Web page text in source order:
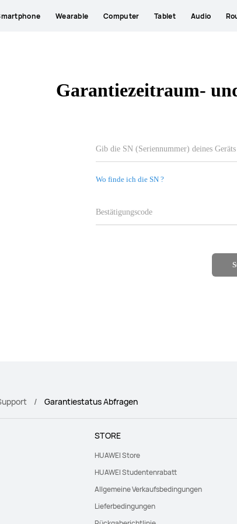
Wearable Computer Tablet Audio
Garantiezeitraum-
Wo finde ich die SN ?
Garantiestatus Abfragen
STORE
HUAWEI Store
HUAWEI Studentenrabatt
Allgemeine Verkaufsbedingungen
Lieferbedingungen